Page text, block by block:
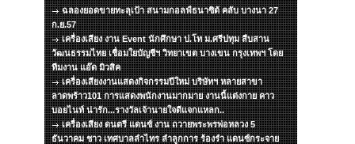
ฉลองยอดขายทะลุเป้า สนามกอลฟ์ธนาซิต้ คลับ บางนา 27
ก.ย.57
เครื่องเสียง งาน Event นักศึกษา ป.โท ม.ศรีปทุม สืบสาน
วัฒนธรรมไทย เชื่อมใยบัญชีฯ วิทยาเขต บางเขน กรุงเทพฯ โดย
ทีมงาน แอ๊ด มิวสิค
เครื่องเสียงงานแสดงกิจกรรมปีใหม่ บริษัทฯ หลายสาขา
ลาดพร้าว101 การแสดงพนักงานมากมาย งานนี้แต่งกาย คาว
บอยไนท์ น่ารัก...รางวัลเจ้านายใจดีแจกแหลก..
เครื่องเสียง ดนตรี แดนซ์ งาน ถวายพระพรพ่อหลวง 5
ธันวาคม ชาว เทศบาลลำไทร ลำลูกการ ร้องรำ แดนซ์กระจาย